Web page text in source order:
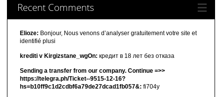
Recent Comments
Elioze: Bonjour, Nous venons d’analyser gratuitement votre site et
identifié plusi
krediti v Kirgizstane_wgOn: кредит в 18 лет без отказа
Sending a transfer from our company. Continue =>>
https://telegra.ph/Ticket--9515-12-16?
hs=b10ff9c1d2cdbf6a79de27dcad1fb057&: fi704y